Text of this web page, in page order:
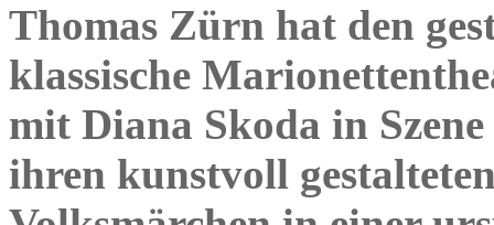
Thomas Zürn hat den
klassische
mit Diana Skoda in
ihren kunstvoll